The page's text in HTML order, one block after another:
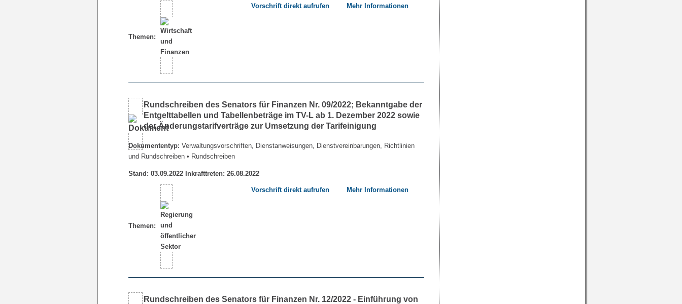
Themen:
Vorschrift direkt aufrufen Mehr Informationen
Rundschreiben des Senators für Finanzen Nr. 09/2022; Bekanntgabe der
Entgelttabellen und Tabellenbeträge im TV-L ab 1. Dezember 2022 sowie
der Änderungstarifverträge zur Umsetzung der Tarifeinigung
Dokumententyp: Verwaltungsvorschriften, Dienstanweisungen, Dienstvereinbarungen, Richtlinien
und Rundschreiben • Rundschreiben
Stand: 03.09.2022 Inkrafttreten: 26.08.2022
Themen:
Vorschrift direkt aufrufen Mehr Informationen
Rundschreiben des Senators für Finanzen Nr. 12/2022 - Einführung von